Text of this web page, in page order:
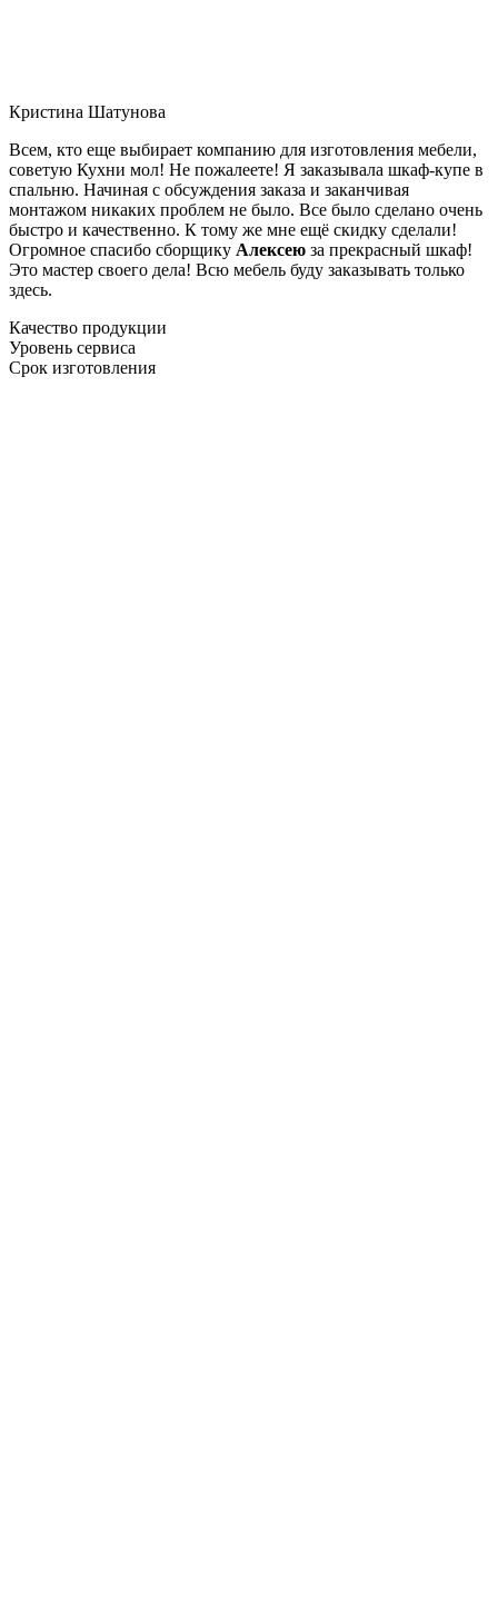
Кристина Шатунова
Всем, кто еще выбирает компанию для изготовления мебели,
советую Кухни мол! Не пожалеете! Я заказывала шкаф-купе в
спальню. Начиная с обсуждения заказа и заканчивая
монтажом никаких проблем не было. Все было сделано очень
быстро и качественно. К тому же мне ещё скидку сделали!
Огромное спасибо сборщику Алексею за прекрасный шкаф!
Это мастер своего дела! Всю мебель буду заказывать только
здесь.
Качество продукции
Уровень сервиса
Срок изготовления